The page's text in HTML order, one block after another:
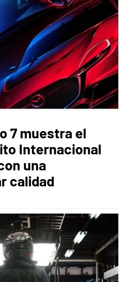
7 muestra el
Internacional
una
calidad